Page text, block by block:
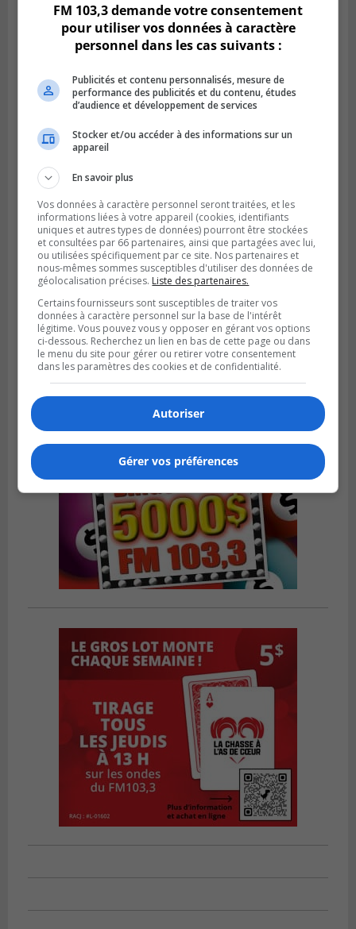
VIEUX-LONGUEUIL
Le Livre bleu rassemble 200 curieux à
Longueuil
LA PRAIRIE
Publié le 3 août 2026 à 06h57
Sonia Ziadé est candidate pour le PLQ
dans La Prairie
FM 103,3 demande votre consentement
pour utiliser vos données à caractère
personnel dans les cas suivants :
Publicités et contenu personnalisés, mesure de
performance des publicités et du contenu, études
d’audience et développement de services
Stocker et/ou accéder à des informations sur un
appareil
En savoir plus
Vos données à caractère personnel seront traitées, et les
informations liées à votre appareil (cookies, identifiants
uniques et autres types de données) pourront être stockées
et consultées par 66 partenaires, ainsi que partagées avec lui,
ou utilisées spécifiquement par ce site. Nos partenaires et
nous-mêmes sommes susceptibles d'utiliser des données de
géolocalisation précises. Liste des partenaires.
Certains fournisseurs sont susceptibles de traiter vos
données à caractère personnel sur la base de l'intérêt
légitime. Vous pouvez vous y opposer en gérant vos options
ci-dessous. Recherchez un lien en bas de cette page ou dans
le menu du site pour gérer ou retirer votre consentement
dans les paramètres des cookies et de confidentialité.
Autoriser
Gérer vos préférences